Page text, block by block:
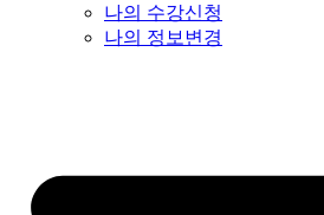
나의 수강신청
나의 정보변경